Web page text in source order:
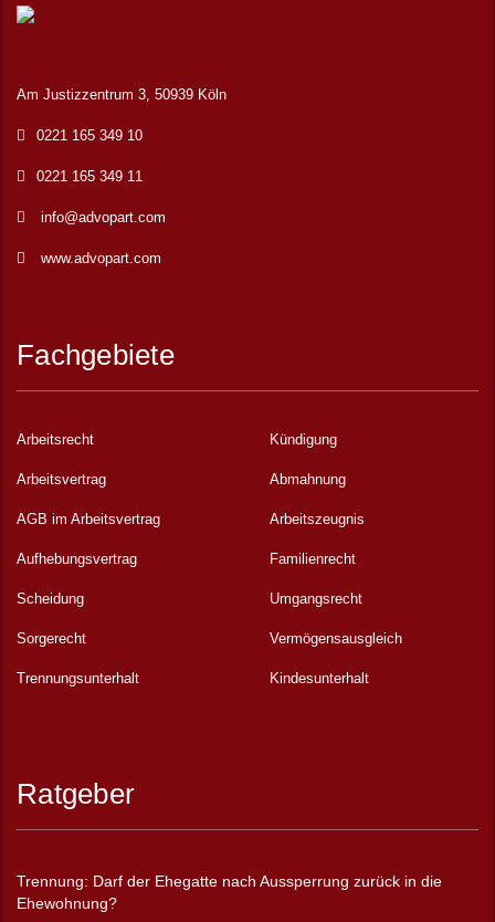
Am Justizzentrum 3, 50939 Köln
0221 165 349 10
0221 165 349 11
info@advopart.com
www.advopart.com
Fachgebiete
Arbeitsrecht Kündigung
Arbeitsvertrag Abmahnung
AGB im Arbeitsvertrag Arbeitszeugnis
Aufhebungsvertrag Familienrecht
Scheidung Umgangsrecht
Sorgerecht Vermögensausgleich
Trennungsunterhalt Kindesunterhalt
Ratgeber
Trennung: Darf der Ehegatte nach Aussperrung zurück in die
Ehewohnung?